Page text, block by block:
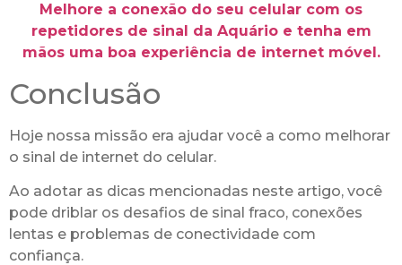
Melhore a conexão do seu celular com os
repetidores de sinal da Aquário e tenha em
mãos uma boa experiência de internet móvel.
Conclusão
Hoje nossa missão era ajudar você a como melhorar
o sinal de internet do celular.
Ao adotar as dicas mencionadas neste artigo, você
pode driblar os desafios de sinal fraco, conexões
lentas e problemas de conectividade com
confiança.